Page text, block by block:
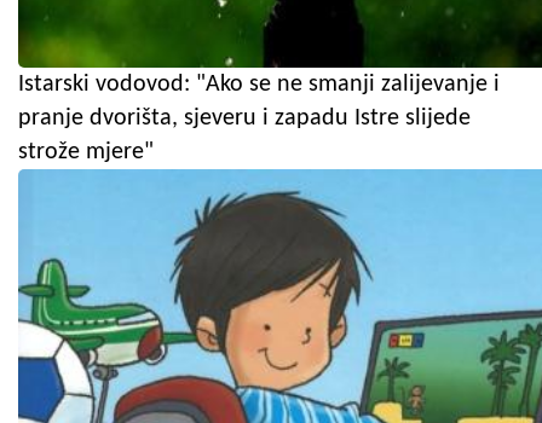
Istarski vodovod: "Ako se ne smanji zalijevanje i
pranje dvorišta, sjeveru i zapadu Istre slijede
strože mjere"